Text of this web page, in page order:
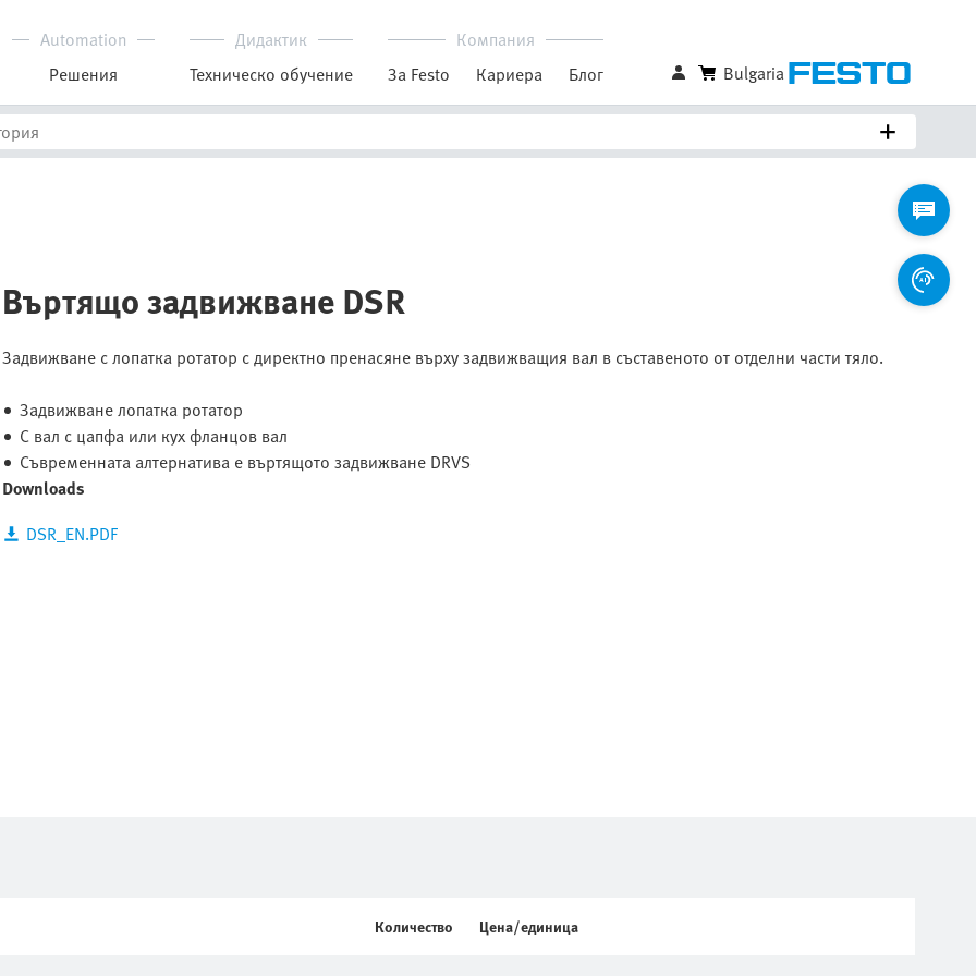
Automation
Решения
Дидактик
Техническо обучение
Компания
За Festo
Кариера Блог Bulgaria
Въртящо задвижване DSR
Задвижване с лопатка ротатор с директно пренасяне върху задвижващия вал в съставеното от отделни части тяло.
Задвижване лопатка ротатор
С вал с цапфа или кух фланцов вал
Съвременната алтернатива е въртящото задвижване DRVS
Downloads
DSR_EN.PDF
Количество Цена/единица